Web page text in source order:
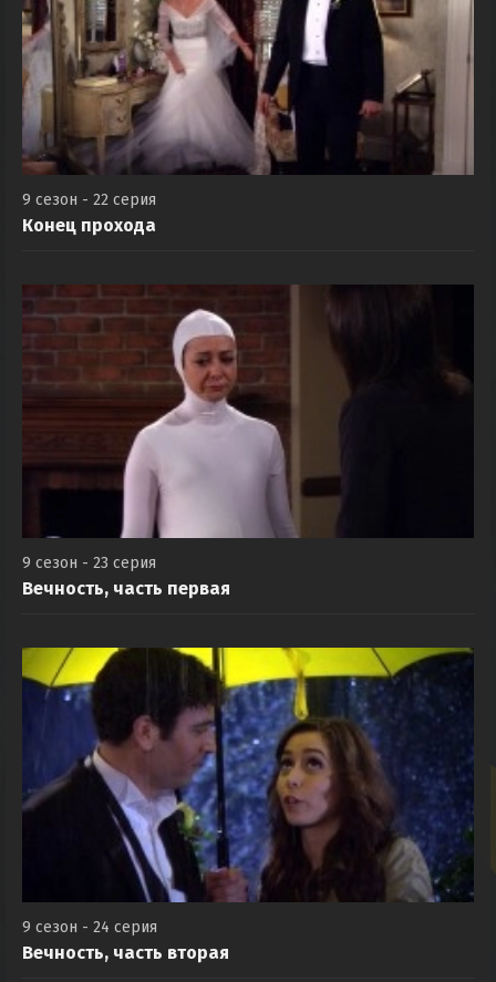
9 сезон - 22 серия
Конец прохода
9 сезон - 23 серия
Вечность, часть первая
9 сезон - 24 серия
Вечность, часть вторая